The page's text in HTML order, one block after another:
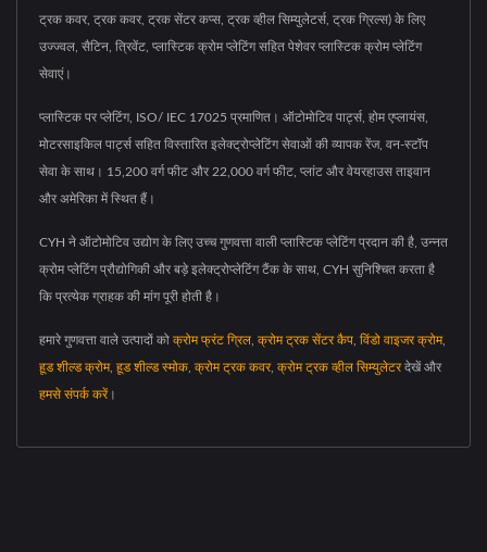
ट्रक कवर, ट्रक कवर, ट्रक सेंटर कप्स, ट्रक व्हील सिम्युलेटर्स, ट्रक ग्रिल्स) के लिए
उज्ज्वल, सैटिन, त्रिवेंट, प्लास्टिक क्रोम प्लेटिंग सहित पेशेवर प्लास्टिक क्रोम प्लेटिंग
सेवाएं।
प्लास्टिक पर प्लेटिंग, ISO/ IEC 17025 प्रमाणित। ऑटोमोटिव पार्ट्स, होम एप्लायंस,
मोटरसाइकिल पार्ट्स सहित विस्तारित इलेक्ट्रोप्लेटिंग सेवाओं की व्यापक रेंज, वन-स्टॉप
सेवा के साथ। 15,200 वर्ग फीट और 22,000 वर्ग फीट, प्लांट और वेयरहाउस ताइवान
और अमेरिका में स्थित हैं।
CYH ने ऑटोमोटिव उद्योग के लिए उच्च गुणवत्ता वाली प्लास्टिक प्लेटिंग प्रदान की है, उन्नत
क्रोम प्लेटिंग प्रौद्योगिकी और बड़े इलेक्ट्रोप्लेटिंग टैंक के साथ, CYH सुनिश्चित करता है
कि प्रत्येक ग्राहक की मांग पूरी होती है।
हमारे गुणवत्ता वाले उत्पादों को क्रोम फ्रंट ग्रिल क्रोम ट्रक सेंटर कैप विंडो वाइजर क्रोम,
हूड शील्ड क्रोम, हूड शील्ड स्मोक क्रोम ट्रक कवर, क्रोम ट्रक व्हील सिम्युलेटरदेखें और
हमसे संपर्क करें।